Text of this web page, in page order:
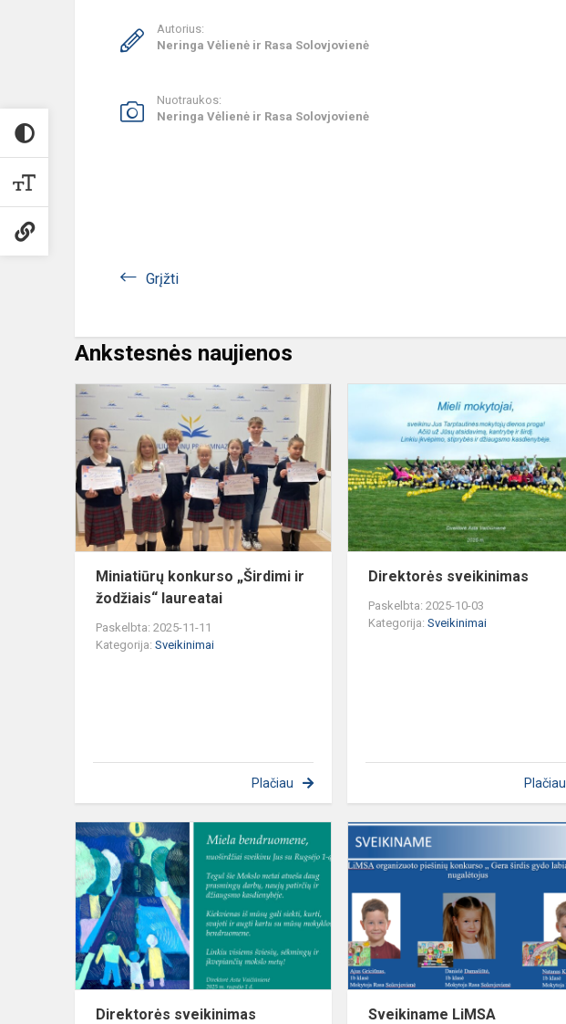
Autorius:
Neringa Vėlienė ir Rasa Solovjovienė
Nuotraukos:
Neringa Vėlienė ir Rasa Solovjovienė
Grįžti
Ankstesnės naujienos
Miniatiūrų
žodžiais“
laureatai
Miniatiūrų konkurso „Širdimi ir
žodžiais“ laureatai
Paskelbta: 2025-11-11
Kategorija: Sveikinimai
Plačiau
Direktorės sveikinimas
Paskelbta: 2025-10-03
Kategorija:Sveikinimai
Plačiau
Direktorės
sveikinimas
dainiečiams
Direktorės sveikinimas
Sveikiname LiMSA